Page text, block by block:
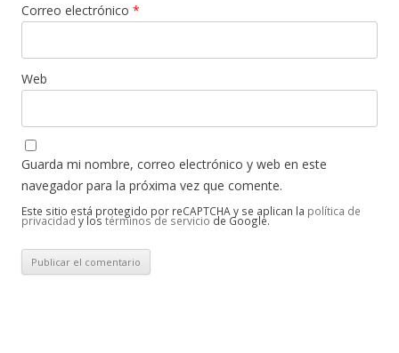
Correo electrónico *
Web
Guarda mi nombre, correo electrónico y web en este
navegador para la próxima vez que comente.
Este sitio está protegido por reCAPTCHA y se aplican la política de
privacidad y los términos de servicio de Google.